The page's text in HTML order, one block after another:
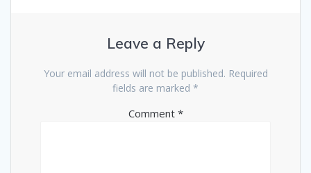
Leave a Reply
Your email address will not be published. Required
fields are marked *
Comment *